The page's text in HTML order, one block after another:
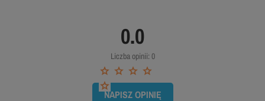
0.0
Liczba opinii: 0
NAPISZ OPINIĘ